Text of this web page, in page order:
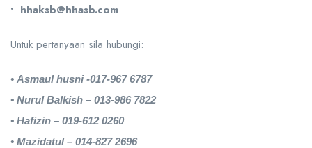
• hhaksb@hhasb.com
Untuk pertanyaan sila hubungi:
• Asmaul husni -017-967 6787
• Nurul Balkish – 013-986 7822
• Hafizin – 019-612 0260
• Mazidatul – 014-827 2696